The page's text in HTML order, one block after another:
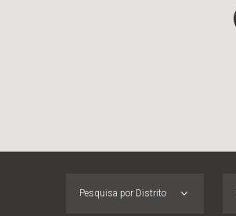
Pesquisa por Distrito